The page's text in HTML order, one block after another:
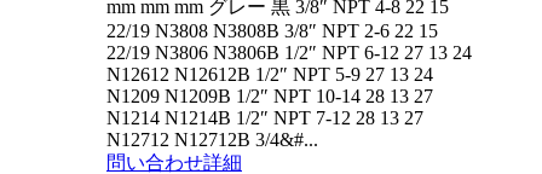
mm mm mm グレー 黒 3/8″ NPT 4-8 22 15
22/19 N3808 N3808B 3/8″ NPT 2-6 22 15
22/19 N3806 N3806B 1/2″ NPT 6-12 27 13 24
N12612 N12612B 1/2″ NPT 5-9 27 13 24
N1209 N1209B 1/2″ NPT 10-14 28 13 27
N1214 N1214B 1/2″ NPT 7-12 28 13 27
N12712 N12712B 3/4&#...
問い合わせ詳細